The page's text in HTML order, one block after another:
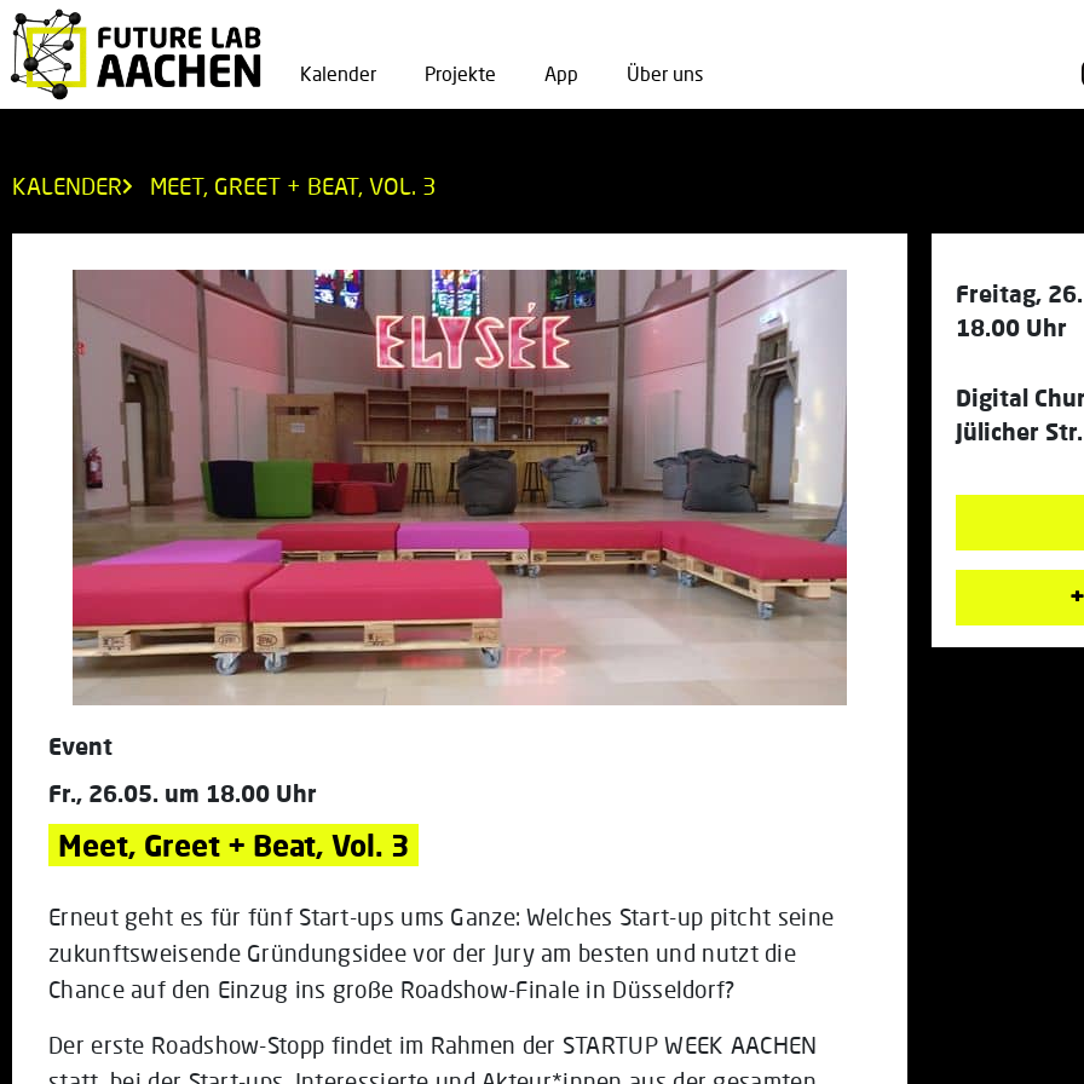
Kalender Projekte App Über uns
KALENDER MEET, GREET + BEAT, VOL. 3
Event
Fr., 26.05. um 18.00 Uhr
Meet, Greet + Beat, Vol. 3
Erneut geht es für fünf Start-ups ums Ganze: Welches Start-up pitcht seine
zukunftsweisende Gründungsidee vor der Jury am besten und nutzt die
Chance auf den Einzug ins große Roadshow-Finale in Düsseldorf?
Der erste Roadshow-Stopp findet im Rahmen der STARTUP WEEK AACHEN
Freitag,
18.00 Uhr
Digital
Jülicher